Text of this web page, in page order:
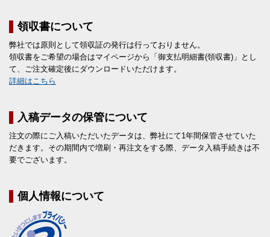
領収書について
弊社では原則として領収証の発行は行っておりません。
領収書をご希望の場合はマイページから「御支払明細書(領収書)」とし
て、ご注文確定後にダウンロードいただけます。
詳細はこちら
入稿データの保管について
注文の際にご入稿いただいたデータは、弊社にて1年間保管させていた
だきます。その期間内で増刷・再注文をする際、データ入稿手続きは不
要でございます。
個人情報について